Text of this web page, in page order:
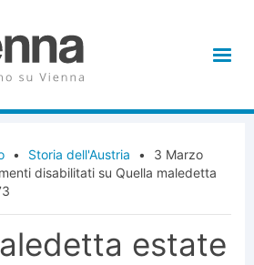
• Storia dell'Austria •
3 Marzo
disabilitati su Quella maledetta
estate